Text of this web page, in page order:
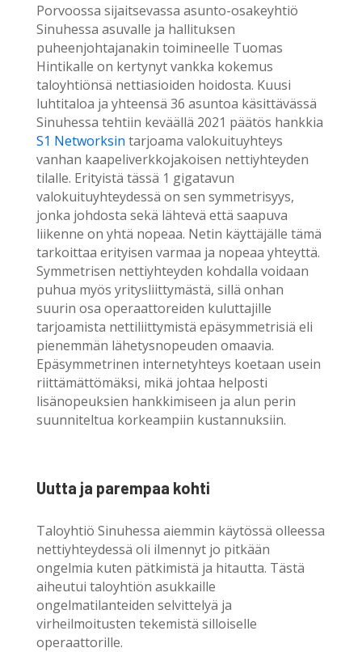
Porvoossa sijaitsevassa asunto-osakeyhtiö
Sinuhessa asuvalle ja hallituksen
puheenjohtajanakin toimineelle Tuomas
Hintikalle on kertynyt vankka kokemus
taloyhtiönsä nettiasioiden hoidosta. Kuusi
luhtitaloa ja yhteensä 36 asuntoa käsittävässä
Sinuhessa tehtiin keväällä 2021 päätös hankkia
S1 Networksin tarjoama valokuituyhteys
vanhan kaapeliverkkojakoisen nettiyhteyden
tilalle. Erityistä tässä 1 gigatavun
valokuituyhteydessä on sen symmetrisyys,
jonka johdosta sekä lähtevä että saapuva
liikenne on yhtä nopeaa. Netin käyttäjälle tämä
tarkoittaa erityisen varmaa ja nopeaa yhteyttä.
Symmetrisen nettiyhteyden kohdalla voidaan
puhua myös yritysliittymästä, sillä onhan
suurin osa operaattoreiden kuluttajille
tarjoamista nettiliittymistä epäsymmetrisiä eli
pienemmän lähetysnopeuden omaavia.
Epäsymmetrinen internetyhteys koetaan usein
riittämättömäksi, mikä johtaa helposti
lisänopeuksien hankkimiseen ja alun perin
suunniteltua korkeampiin kustannuksiin.
Uutta ja parempaa kohti
Taloyhtiö Sinuhessa aiemmin käytössä olleessa
nettiyhteydessä oli ilmennyt jo pitkään
ongelmia kuten pätkimistä ja hitautta. Tästä
aiheutui taloyhtiön asukkaille
ongelmatilanteiden selvittelyä ja
virheilmoitusten tekemistä silloiselle
operaattorille.